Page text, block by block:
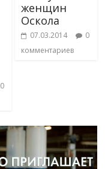
0
женщин
Оскола
07.03.2014
0
комментариев